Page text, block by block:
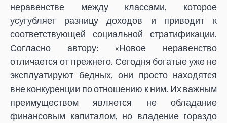
неравенстве между классами, которое
усугубляет разницу доходов и приводит к
соответствующей социальной стратификации.
Согласно автору: «Новое неравенство
отличается от прежнего. Сегодня богатые уже не
эксплуатируют бедных, они просто находятся
вне конкуренции по отношению к ним. Их важным
преимуществом является не обладание
финансовым капиталом, но владение гораздо